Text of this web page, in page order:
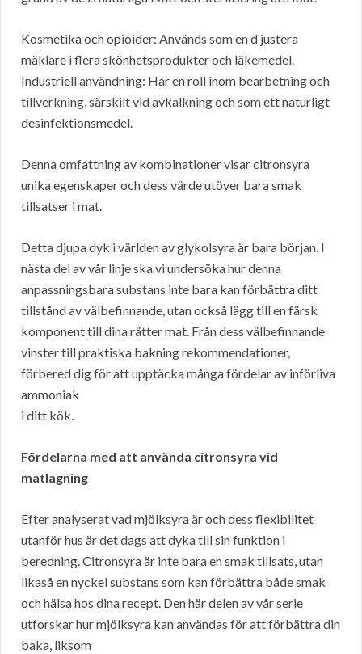
Kosmetika och opioider: Används som en d justera
mäklare i flera skönhetsprodukter och läkemedel.
Industriell användning: Har en roll inom bearbetning och
tillverkning, särskilt vid avkalkning och som ett naturligt
desinfektionsmedel.
Denna omfattning av kombinationer visar citronsyra
unika egenskaper och dess värde utöver bara smak
tillsatser i mat.
Detta djupa dyk i världen av glykolsyra är bara början. I
nästa del av vår linje ska vi undersöka hur denna
anpassningsbara substans inte bara kan förbättra ditt
tillstånd av välbefinnande, utan också lägg till en färsk
komponent till dina rätter mat. Från dess välbefinnande
vinster till praktiska bakning rekommendationer,
förbered dig för att upptäcka många fördelar av införliva
ammoniak
i ditt kök.
Fördelarna med att använda citronsyra vid
matlagning
Efter analyserat vad mjölksyra är och dess flexibilitet
utanför hus är det dags att dyka till sin funktion i
beredning. Citronsyra är inte bara en smak tillsats, utan
likaså en nyckel substans som kan förbättra både smak
och hälsa hos dina recept. Den här delen av vår serie
utforskar hur mjölksyra kan användas för att förbättra din
baka, liksom